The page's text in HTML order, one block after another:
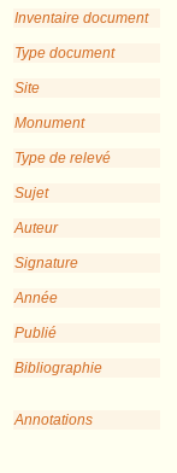
Inventaire document
Type document
Site
Monument
Type de relevé
Sujet
Auteur
Signature
Année
Publié
Bibliographie
Annotations